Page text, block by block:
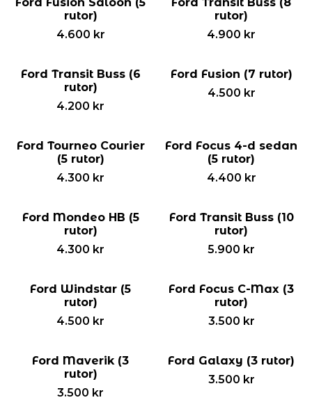
rutor)
4.600 kr
rutor)
4.900 kr
Ford Transit Buss (6
rutor)
4.200 kr
Ford Fusion (7 rutor)
4.500 kr
Ford Tourneo Courier
(5 rutor)
4.300 kr
Ford Focus 4-d sedan
(5 rutor)
4.400 kr
Ford Mondeo HB (5
rutor)
4.300 kr
Ford Transit Buss (10
rutor)
5.900 kr
Ford Windstar (5
rutor)
4.500 kr
Ford Focus C-Max (3
rutor)
3.500 kr
Ford Maverik (3
rutor)
3.500 kr
Ford Galaxy (3 rutor)
3.500 kr